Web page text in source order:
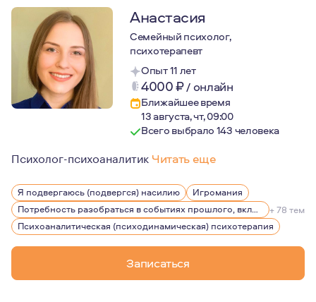
Анастасия
Семейный психолог,
психотерапевт
Опыт 11 лет
4000₽/ онлайн
Ближайшее время
13 августа, чт, 09:00
Всего выбрало 143 человека
Психолог-психоаналитик Читать еще
Меня зовут Анастасия, я психотерапевт-психоаналитик.
Я помогаю людям разрешать свои внутренние
Чтобы работать с людьми как аналитический
Ко мне обращаются, когда собственные ресурсы
Я подвергаюсь (подвергся) насилию
Игромания
Потребность разобраться в событиях прошлого, включая детство
+ 78 тем
Психоаналитическая (психодинамическая) психотерапия
Записаться